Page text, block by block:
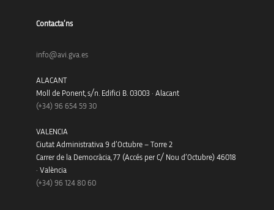
Contacta’ns
info@avi.gva.es
ALACANT
Moll de Ponent, s/n. Edifici B. 03003 · Alacant
(+34) 96 654 59 30
VALENCIA
Ciutat Administrativa 9 d’Octubre – Torre 2
Carrer de la Democràcia, 77 (Accés per C/ Nou d’Octubre) 46018
· València
(+34) 96 124 80 60